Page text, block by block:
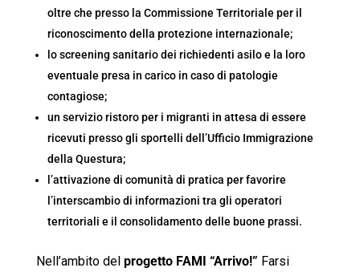
oltre che presso la Commissione Territoriale per il
riconoscimento della protezione internazionale;
lo screening sanitario dei richiedenti asilo e la loro
eventuale presa in carico in caso di patologie
contagiose;
un servizio ristoro per i migranti in attesa di essere
ricevuti presso gli sportelli dell’Ufficio Immigrazione
della Questura;
l’attivazione di comunità di pratica per favorire
l’interscambio di informazioni tra gli operatori
territoriali e il consolidamento delle buone prassi.
Nell’ambito del progetto FAMI “Arrivo!” Farsi